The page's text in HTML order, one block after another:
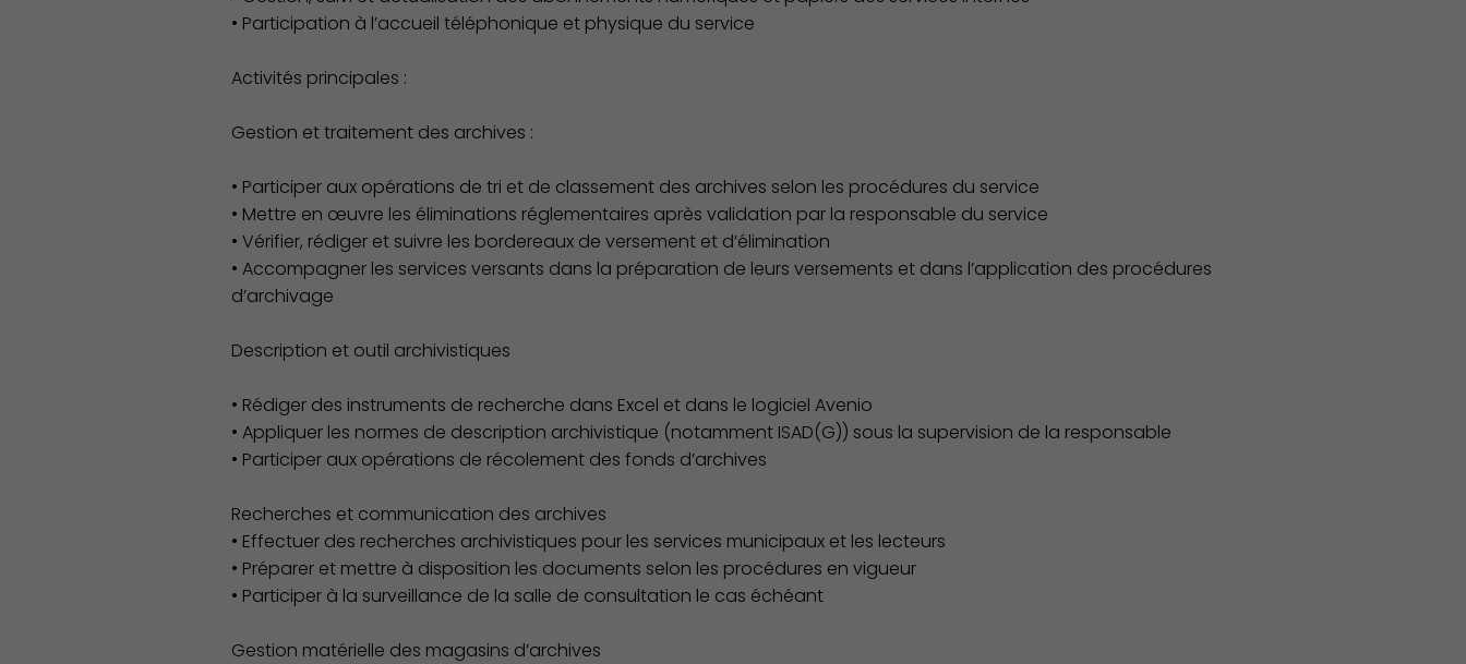
• Participation à l’accueil téléphonique et physique du service
Activités principales :
Gestion et traitement des archives :
• Participer aux opérations de tri et de classement des archives selon les procédures du service
• Mettre en œuvre les éliminations réglementaires après validation par la responsable du service
• Vérifier, rédiger et suivre les bordereaux de versement et d’élimination
• Accompagner les services versants dans la préparation de leurs versements et dans l’application des procédures
d’archivage
Description et outil archivistiques
• Rédiger des instruments de recherche dans Excel et dans le logiciel Avenio
• Appliquer les normes de description archivistique (notamment ISAD(G)) sous la supervision de la responsable
• Participer aux opérations de récolement des fonds d’archives
Recherches et communication des archives
• Effectuer des recherches archivistiques pour les services municipaux et les lecteurs
• Préparer et mettre à disposition les documents selon les procédures en vigueur
• Participer à la surveillance de la salle de consultation le cas échéant
Gestion matérielle des magasins d’archives